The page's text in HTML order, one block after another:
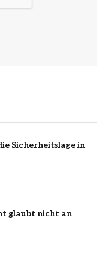
Sicherheitslage in
glaubt nicht an